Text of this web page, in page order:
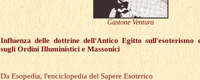
Gastone Ventura
Influenza delle dottrine dell'Antico Egitto sull'esoterismo
sugli Ordini Illuministici e Massonici
Da Esopedia, l'enciclopedia del Sapere Esoterico